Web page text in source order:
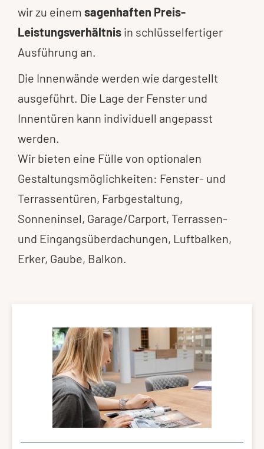
wir zu einem sagenhaften Preis-
Leistungsverhältnis in schlüsselfertiger
Ausführung an.
Die Innenwände werden wie dargestellt
ausgeführt. Die Lage der Fenster und
Innentüren kann individuell angepasst
werden.
Wir bieten eine Fülle von optionalen
Gestaltungsmöglichkeiten: Fenster- und
Terrassentüren, Farbgestaltung,
Sonneninsel, Garage/Carport, Terrassen-
und Eingangsüberdachungen, Luftbalken,
Erker, Gaube, Balkon.